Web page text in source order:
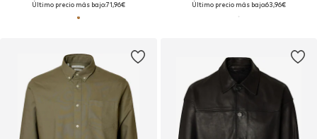
Último precio más bajo:71,96€
Último precio más bajo:63,96€